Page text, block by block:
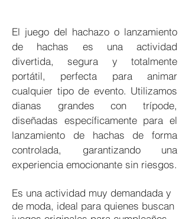
El juego del hachazo o lanzamiento
de hachas es una actividad
divertida, segura y totalmente
portátil, perfecta para animar
cualquier tipo de evento. Utilizamos
dianas grandes con trípode,
diseñadas específicamente para el
lanzamiento de hachas de forma
controlada, garantizando una
experiencia emocionante sin riesgos.
Es una actividad muy demandada y
de moda, ideal para quienes buscan